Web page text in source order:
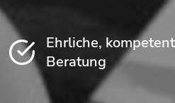
Ehrliche,
Beratung